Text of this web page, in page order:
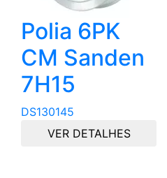
Polia 6PK
CM Sanden
7H15
DS130145
VER DETALHES